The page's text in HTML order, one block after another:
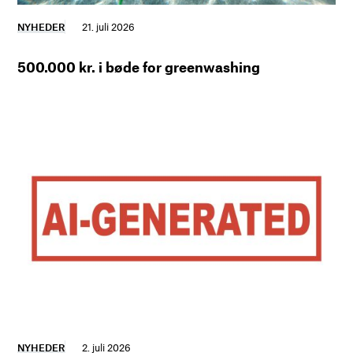
NYHEDER 21. juli 2026
500.000 kr. i bøde for greenwashing
NYHEDER 2. juli 2026